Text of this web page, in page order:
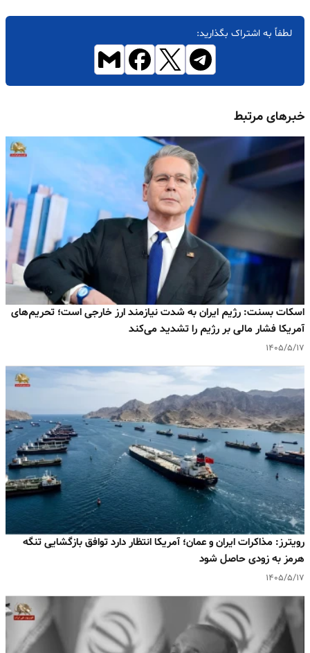
لطفاً به اشتراک بگذارید:
خبرهای مرتبط
اسکات بسنت: رژیم ایران به‌ شدت نیازمند ارز خارجی است؛ تحریم‌های
آمریکا فشار مالی بر رژیم را تشدید می‌کند
۱۴۰۵/۵/۱۷
رویترز: مذاکرات ایران و عمان؛ آمریکا انتظار دارد توافق بازگشایی تنگه
هرمز به‌ زودی حاصل شود
۱۴۰۵/۵/۱۷